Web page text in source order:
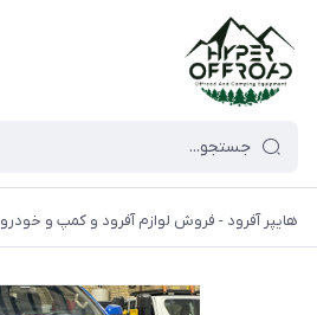
هایپر آفرود - فروش لوازم آفرود و کمپ و خودرو